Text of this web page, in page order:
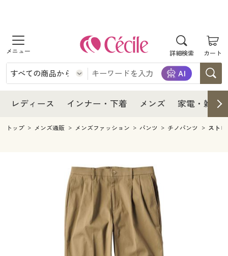
詳細検索 カート
商品を探す
レディース
レディースファッション
インナー・下着
インナー・下着通販すべて
ジュニア・ティーンズ下着
メンズ
メンズファッション
家電・雑貨すべて
キッチン・雑貨・日用品
寝具・インテリア・家具
寝具・インテリア・家具通販すべて
美容・健康通販すべて
制服・スクール
レディース インナー・下着 メンズ 家電・雑貨
レディース
レディース通販すべて
レディースファッション
インナー・下着
インナー・下着通販すべて
ジュニア・ティーンズ下着
メンズ
キッチン・雑貨・日用品
寝具・インテリア・家具通販すべて
美容・健康通販すべて
美容・健康・サプリメント
制服・スクール
制服・スクールすべて
トップ メンズ通販 メンズファッション パンツ チノパンツ スト